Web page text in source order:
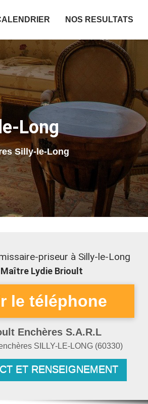
NOS RESULTATS
Long
Silly-le-Long
priseur à Silly-le-Long
Maître Lydie Brioult
Enchères S.A.R.L
SILLY-LE-LONG(60330)
ET RENSEIGNEMENT